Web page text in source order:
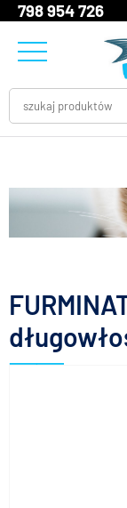
798 954 726